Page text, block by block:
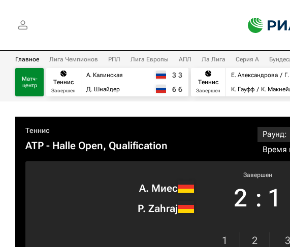
Главное Лига Чемпионов РПЛ Лига Европы АПЛ Ла Лига Серия А
Матч-
центр
Теннис
Завершен
А. Калинская
Д. Шнайдер
3 3
6 6
Теннис
Завершен
Е. Александрова
К. Гауфф
К.
Теннис
ATP - Halle Open, Qualification
Раунд:
Время
А. Миес
P. Zahraj
Завершен
2 : 1
1 2
3